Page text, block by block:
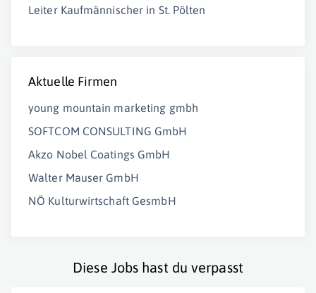
Leiter Kaufmännischer in St. Pölten
Aktuelle Firmen
young mountain marketing gmbh
SOFTCOM CONSULTING GmbH
Akzo Nobel Coatings GmbH
Walter Mauser GmbH
NÖ Kulturwirtschaft GesmbH
Diese Jobs hast du verpasst